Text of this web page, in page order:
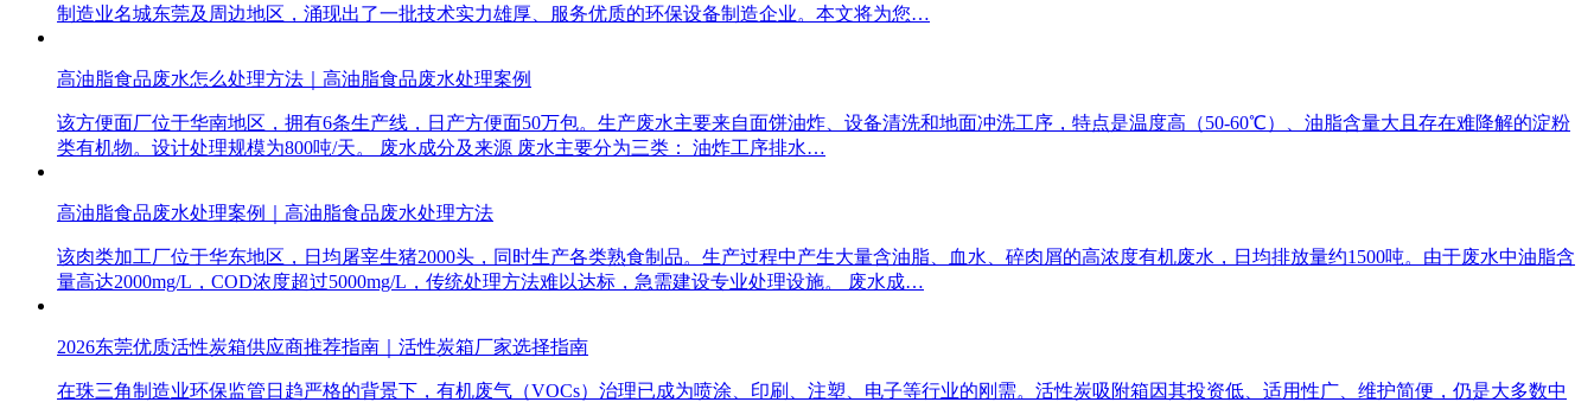
制造业名城东莞及周边地区，涌现出了一批技术实力雄厚、服务优质的环保设备制造企业。本文将为您…
高油脂食品废水怎么处理方法｜高油脂食品废水处理案例
该方便面厂位于华南地区，拥有6条生产线，日产方便面50万包。生产废水主要来自面饼油炸、设备清洗和地面冲洗工序，特点是温度高（50-60℃）、油脂含量大且存在难降解的淀粉
类有机物。设计处理规模为800吨/天。 废水成分及来源 废水主要分为三类： 油炸工序排水…
高油脂食品废水处理案例｜高油脂食品废水处理方法
该肉类加工厂位于华东地区，日均屠宰生猪2000头，同时生产各类熟食制品。生产过程中产生大量含油脂、血水、碎肉屑的高浓度有机废水，日均排放量约1500吨。由于废水中油脂含
量高达2000mg/L，COD浓度超过5000mg/L，传统处理方法难以达标，急需建设专业处理设施。 废水成…
2026东莞优质活性炭箱供应商推荐指南｜活性炭箱厂家选择指南
在珠三角制造业环保监管日趋严格的背景下，有机废气（VOCs）治理已成为喷涂、印刷、注塑、电子等行业的刚需。活性炭吸附箱因其投资低、适用性广、维护简便，仍是大多数中